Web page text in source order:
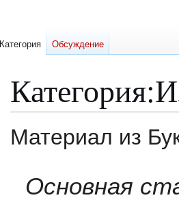
Категория:
Материал из
Основная
Категория Обсуждение